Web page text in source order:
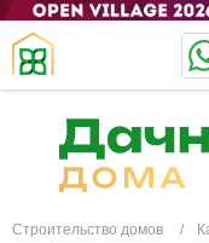
Строительство домов